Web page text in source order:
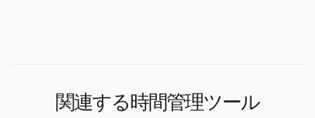
関連する時間管理ツール